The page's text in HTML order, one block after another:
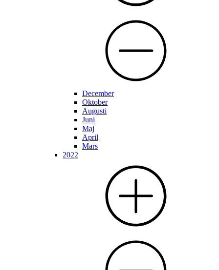
December
Oktober
Augusti
Juni
Maj
April
Mars
2022